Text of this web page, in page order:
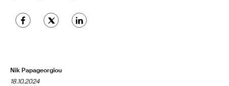
Nik Papageorgiou
18.10.2024